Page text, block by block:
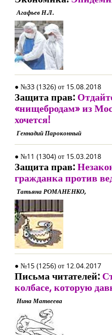
Агафьев Н.Л.
● №33 (1326) от 15.08.2018
Защита прав:
«нищебродам» из
хочется!
Геннадий Пароконный
● №11 (1304) от 15.03.2018
Защита прав:
гражданка против
Татьяна РОМАНЕНКО,
● №15 (1256) от 12.04.2017
Письма читателей:
колбасе, которую
Нина Матвеева